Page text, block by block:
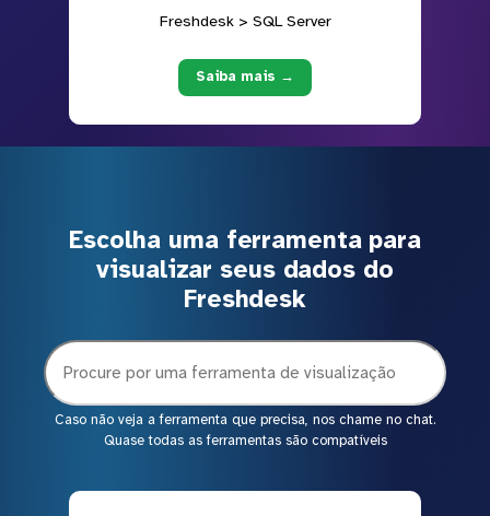
Freshdesk > SQL Server
Saiba mais →
Escolha uma ferramenta para
visualizar seus dados do
Freshdesk
Caso não veja a ferramenta que precisa, nos chame no chat.
Quase todas as ferramentas são compatíveis